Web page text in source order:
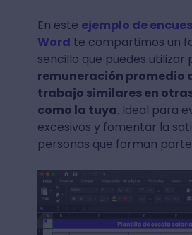
En este ejemplo de
Word te compartimos un
sencillo que puedes
remuneración promedio
trabajo similares en
como la tuya. Ideal para
excesivos y fomentar la
personas que forman